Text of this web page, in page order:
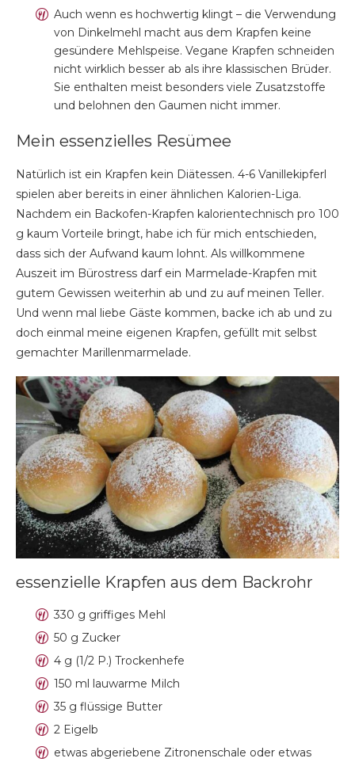
Auch wenn es hochwertig klingt – die Verwendung
von Dinkelmehl macht aus dem Krapfen keine
gesündere Mehlspeise. Vegane Krapfen schneiden
nicht wirklich besser ab als ihre klassischen Brüder.
Sie enthalten meist besonders viele Zusatzstoffe
und belohnen den Gaumen nicht immer.
Mein essenzielles Resümee
Natürlich ist ein Krapfen kein Diätessen. 4-6 Vanillekipferl
spielen aber bereits in einer ähnlichen Kalorien-Liga.
Nachdem ein Backofen-Krapfen kalorientechnisch pro 100
g kaum Vorteile bringt, habe ich für mich entschieden,
dass sich der Aufwand kaum lohnt. Als willkommene
Auszeit im Bürostress darf ein Marmelade-Krapfen mit
gutem Gewissen weiterhin ab und zu auf meinen Teller.
Und wenn mal liebe Gäste kommen, backe ich ab und zu
doch einmal meine eigenen Krapfen, gefüllt mit selbst
gemachter Marillenmarmelade.
essenzielle Krapfen aus dem Backrohr
330 g griffiges Mehl
50 g Zucker
4 g (1/2 P.) Trockenhefe
150 ml lauwarme Milch
35 g flüssige Butter
2 Eigelb
etwas abgeriebene Zitronenschale oder etwas